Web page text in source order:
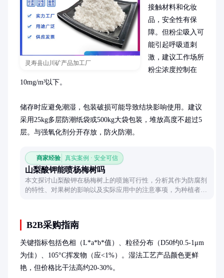
灵寿县山川矿产品加工厂
接触材料和化妆
品，安全性有保
障。但粉尘吸入可
能引起呼吸道刺
激，建议工作场所
粉尘浓度控制在
10mg/m³以下。
储存时应避免潮湿，包装破损可能导致结块影响使用。建议
采用25kg多层防潮纸袋或500kg大袋包装，堆放高度不超过5
层。与强氧化剂分开存放，防火防潮。
商家经验 真实案例 · 安全可信
山梨酸钾能喷杨梅树吗
本文探讨山梨酸钾在杨梅树上的喷施可行性，分析其作为防腐剂
的特性、对果树的影响以及实际应用中的注意事项，为种植者提
B2B采购指南
关键指标包括色相（L*a*b*值）、粒径分布（D50约0.5-1μm
为佳）、105°C挥发物（应<1%）。湿法工艺产品颜色更鲜
艳，但价格比干法高约20-30%。